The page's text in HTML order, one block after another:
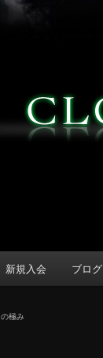
新規入会 ブログ
極み